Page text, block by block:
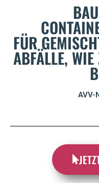
FÜR
ABFÄLLE,
AVV-